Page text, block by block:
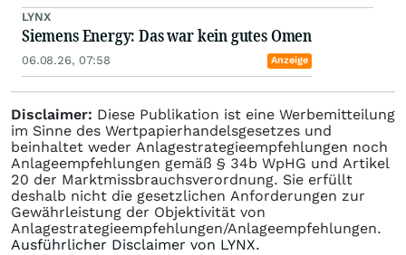
LYNX
Siemens Energy: Das war kein gutes Omen
06.08.26, 07:58 Anzeige
Disclaimer: Diese Publikation ist eine Werbemitteilung
im Sinne des Wertpapierhandelsgesetzes und
beinhaltet weder Anlagestrategieempfehlungen noch
Anlageempfehlungen gemäß § 34b WpHG und Artikel
20 der Marktmissbrauchsverordnung. Sie erfüllt
deshalb nicht die gesetzlichen Anforderungen zur
Gewährleistung der Objektivität von
Anlagestrategieempfehlungen/Anlageempfehlungen.
Ausführlicher Disclaimer von LYNX.